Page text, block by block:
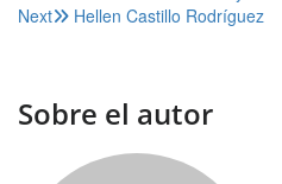
de
Next
Hellen Castillo Rodríguez
Sobre el autor